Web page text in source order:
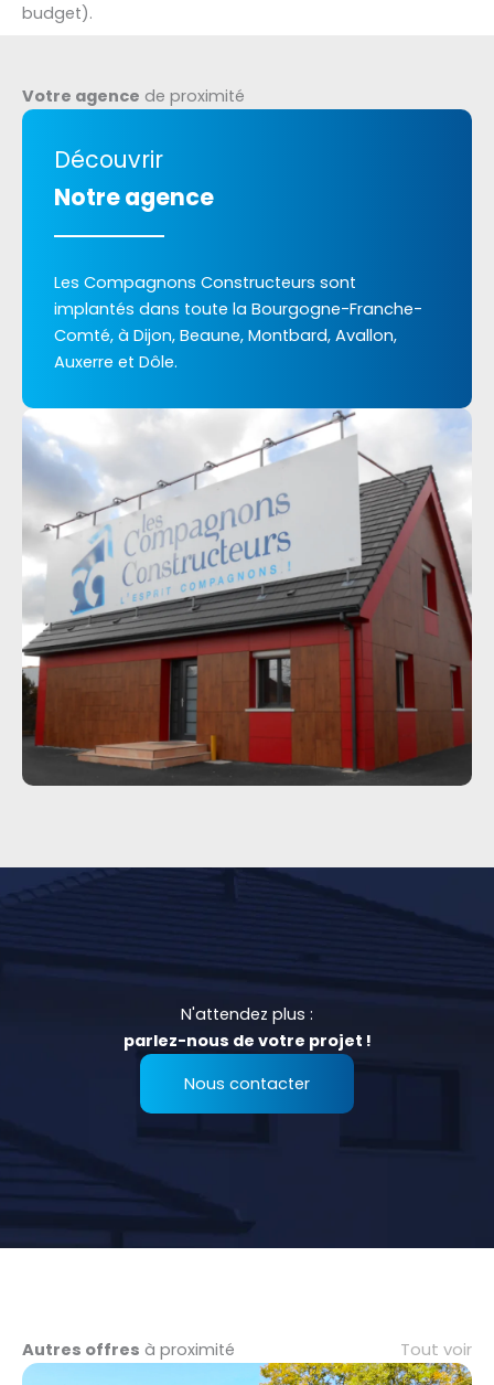
budget).
Votre agence de proximité
Découvrir
Notre agence
Les Compagnons Constructeurs sont
implantés dans toute la Bourgogne-Franche-
Comté, à Dijon, Beaune, Montbard, Avallon,
Auxerre et Dôle.
N'attendez plus :
parlez-nous de votre projet !
Nous contacter
Autres offres à proximité Tout voir